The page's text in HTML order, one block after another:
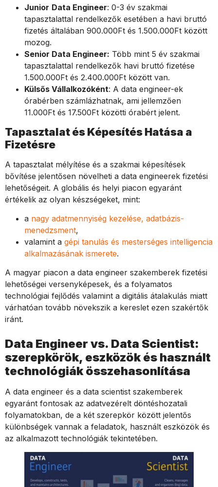
Junior Data Engineer: 0-3 év szakmai
tapasztalattal rendelkezők esetében a havi bruttó
fizetés általában 900.000Ft és 1.500.000Ft között
mozog.
Senior Data Engineer: Több mint 5 év szakmai
tapasztalattal rendelkezők havi bruttó fizetése
1.500.000Ft és 2.400.000Ft között van.
Külsős Vállalkozóként: A data engineer-ek
órabérben számlázhatnak, ami jellemzően
11.000Ft és 17.500Ft közötti órabért jelent.
Tapasztalat és Képesítés Hatása a
Fizetésre
A tapasztalat mélyítése és a szakmai képesítések
bővítése jelentősen növelheti a data engineerek fizetési
lehetőségeit. A globális és helyi piacon egyaránt
értékelik az olyan készségeket, mint:
a nagy adatmennyiség kezelése, adatbázis-
menedzsment,
valamint a gépi tanulás és mesterséges intelligencia
alkalmazásának ismerete.
A magyar piacon a data engineer szakemberek fizetési
lehetőségei versenyképesek, és a folyamatos
technológiai fejlődés valamint a digitális átalakulás miatt
várhatóan tovább növekszik a kereslet ezen szakértők
iránt.
Data Engineer vs. Data Scientist:
szerepkörök, eszközök és használt
technológiák összehasonlítása
A data engineer és a data scientist szakemberek
egyaránt fontosak az adatvezérelt döntéshozatali
folyamatokban, de a két szerepkör között jelentős
különbségek vannak a feladatok, használt eszközök és
az alkalmazott technológiák tekintetében.